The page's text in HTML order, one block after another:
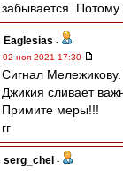
забывается. Потому
Eaglesias -
02 ноя 2021 17:30
Сигнал
Джикия сливает
Примите меры!!!
гг
serg_chel -